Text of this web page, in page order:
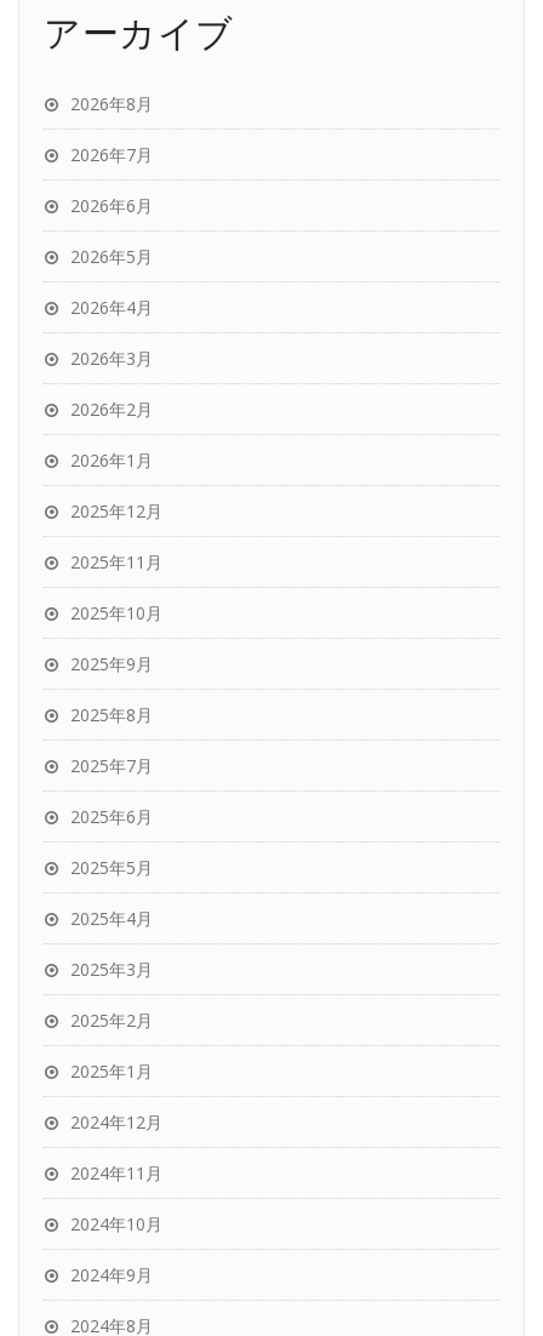
アーカイブ
2026年8月
2026年7月
2026年6月
2026年5月
2026年4月
2026年3月
2026年2月
2026年1月
2025年12月
2025年11月
2025年10月
2025年9月
2025年8月
2025年7月
2025年6月
2025年5月
2025年4月
2025年3月
2025年2月
2025年1月
2024年12月
2024年11月
2024年10月
2024年9月
2024年8月